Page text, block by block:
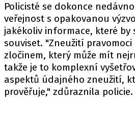
Policisté se dokonce
veřejnost s opakovanou
jakékoliv informace, které by
souviset. "Zneužití
zločinem, který může mít
takže je to komplexní
aspektů údajného zneužití,
prověřuje," zdůraznila policie.